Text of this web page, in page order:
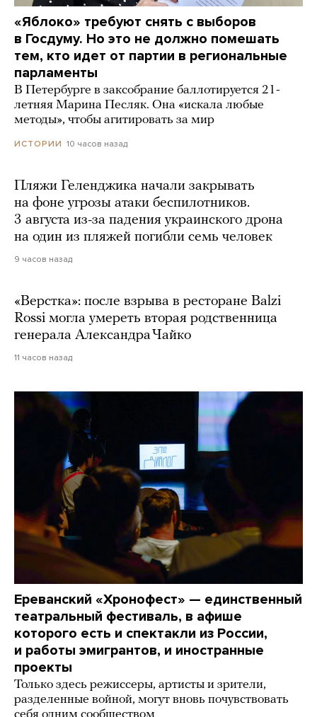
«Яблоко» требуют снять с выборов
в Госдуму. Но это не должно помешать
тем, кто идет от партии в региональные
парламенты
В Петербурге в заксобрание баллотируется 21-
летняя Марина Песляк. Она «искала любые
методы», чтобы агитировать за мир
ИСТОРИИ 10 часов назад
Пляжи Геленджика начали закрывать
на фоне угрозы атаки беспилотников.
3 августа из-за падения украинского дрона
на один из пляжей погибли семь человек
9 часов назад
«Верстка»: после взрыва в ресторане Balzi
Rossi могла умереть вторая родственница
генерала Александра Чайко
11 часов назад
Ереванский «Хронофест» — единственный
театральный фестиваль, в афише
которого есть и спектакли из России,
и работы эмигрантов, и иностранные
проекты
Только здесь режиссеры, артисты и зрители,
разделенные войной, могут вновь почувствовать